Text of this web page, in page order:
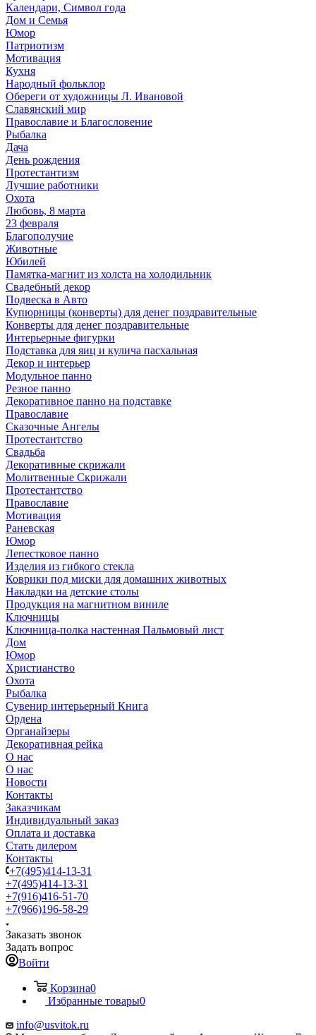
Календари, Символ года
Дом и Семья
Юмор
Патриотизм
Мотивация
Кухня
Народный фольклор
Обереги от художницы Л. Ивановой
Славянский мир
Православие и Благословение
Рыбалка
Дача
День рождения
Протестантизм
Лучшие работники
Охота
Любовь, 8 марта
23 февраля
Благополучие
Животные
Юбилей
Памятка-магнит из холста на холодильник
Свадебный декор
Подвеска в Авто
Купюрницы (конверты) для денег поздравительные
Конверты для денег поздравительные
Интерьерные фигурки
Подставка для яиц и кулича пасхальная
Декор и интерьер
Модульное панно
Резное панно
Декоративное панно на подставке
Православие
Сказочные Ангелы
Протестантство
Свадьба
Декоративные скрижали
Молитвенные Скрижали
Протестантство
Православие
Мотивация
Раневская
Юмор
Лепестковое панно
Изделия из гибкого стекла
Коврики под миски для домашних животных
Накладки на детские столы
Продукция на магнитном виниле
Ключницы
Ключница-полка настенная Пальмовый лист
Дом
Юмор
Христианство
Охота
Рыбалка
Сувенир интерьерный Книга
Ордена
Органайзеры
Декоративная рейка
О нас
О нас
Новости
Контакты
Заказчикам
Индивидуальный заказ
Оплата и доставка
Стать дилером
Контакты
+7(495)414-13-31
+7(495)414-13-31
+7(916)416-51-70
+7(966)196-58-29
Заказать звонок
Задать вопрос
Войти
Корзина0
Избранные товары0
info@usvitok.ru